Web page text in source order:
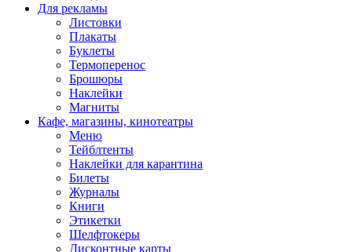
Для рекламы
Листовки
Плакаты
Буклеты
Термоперенос
Брошюры
Наклейки
Магниты
Кафе, магазины, кинотеатры
Меню
Тейблтенты
Наклейки для карантина
Билеты
Журналы
Книги
Этикетки
Шелфтокеры
Дисконтные карты